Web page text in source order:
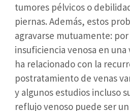
tumores pélvicos o
piernas. Además, estos
agravarse mutuamente:
insuficiencia venosa en
ha relacionado con la
postratamiento de venas
y algunos estudios incluso
reflujo venoso puede ser